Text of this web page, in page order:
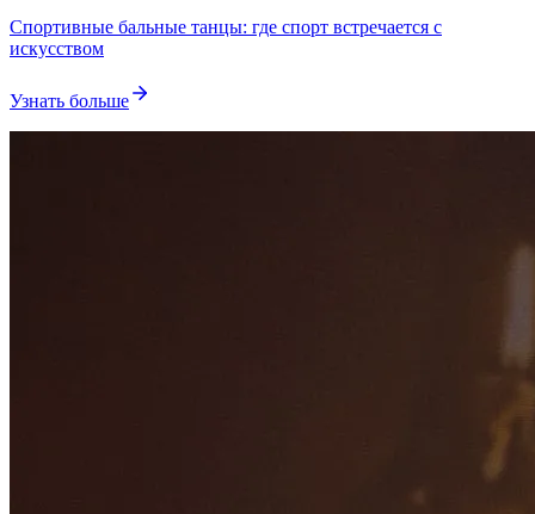
Спортивные бальные танцы: где спорт встречается с
искусством
Узнать больше